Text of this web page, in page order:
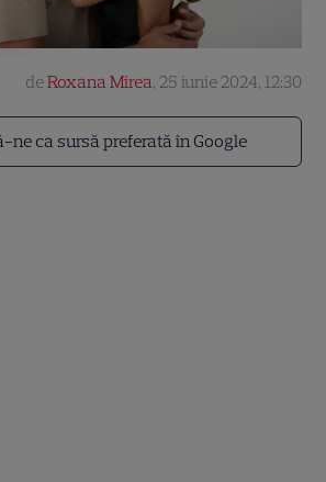
ne ca sursă preferată în Google
deRoxana Mirea, 25 iunie 2024, 12:30